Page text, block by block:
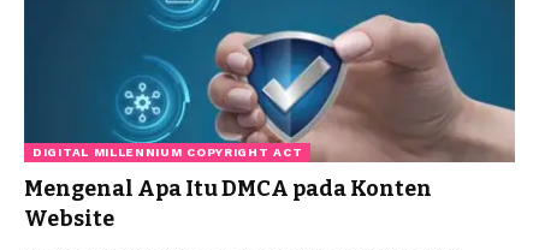
DIGITAL MILLENNIUM COPYRIGHT ACT
Mengenal Apa Itu DMCA pada Konten
Website